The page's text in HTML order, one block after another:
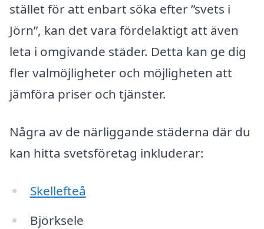
stället för att enbart söka efter ”svets i
Jörn”, kan det vara fördelaktigt att även
leta i omgivande städer. Detta kan ge dig
fler valmöjligheter och möjligheten att
jämföra priser och tjänster.
Några av de närliggande städerna där du
kan hitta svetsföretag inkluderar:
Skellefteå
Björksele